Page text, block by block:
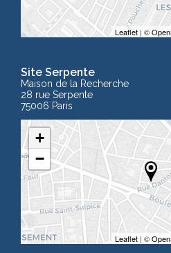
Leaflet | ©
Site Serpente
Maison de la Recherche
28 rue Serpente
75006 Paris
+
−
Leaflet | ©